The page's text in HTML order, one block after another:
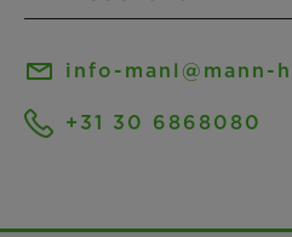
info-manl@mann-
+31 30 6868080